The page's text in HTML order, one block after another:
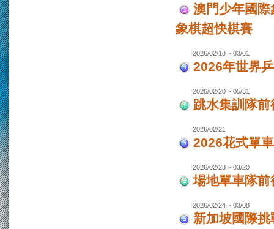
澳門少年國
象棋超快棋賽
2026/02/18 ~ 03/01
2026年世界
2026/02/20 ~ 05/31
跳水集訓隊
2026/02/21
2026花式單
2026/02/23 ~ 03/20
場地單車隊
2026/02/24 ~ 03/08
新加坡國際